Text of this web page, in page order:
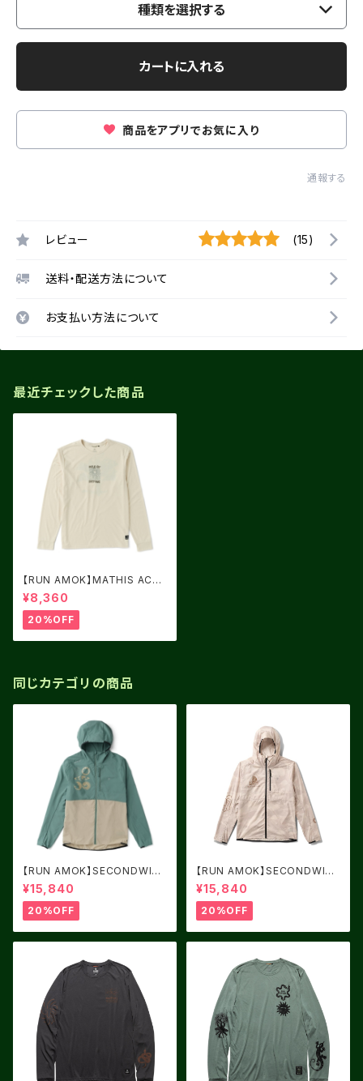
種類を選択する
カートに入れる
商品をアプリでお気に入り
通報する
レビュー (15)
送料・配送方法について
お支払い方法について
最近チェックした商品
【RUN AMOK】MATHIS ACTI
VE LS IVORY
¥8,360
20%OFF
同じカテゴリの商品
【RUN AMOK】SECONDWIN
D 3.0 SLATE GREEN 2
¥15,840
20%OFF
【RUN AMOK】SECONDWIN
D 3.0 FOSSIL
¥15,840
20%OFF